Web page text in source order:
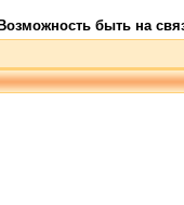
быть на